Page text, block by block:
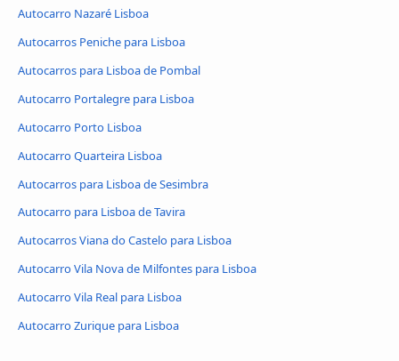
Autocarro Nazaré Lisboa
Autocarros Peniche para Lisboa
Autocarros para Lisboa de Pombal
Autocarro Portalegre para Lisboa
Autocarro Porto Lisboa
Autocarro Quarteira Lisboa
Autocarros para Lisboa de Sesimbra
Autocarro para Lisboa de Tavira
Autocarros Viana do Castelo para Lisboa
Autocarro Vila Nova de Milfontes para Lisboa
Autocarro Vila Real para Lisboa
Autocarro Zurique para Lisboa